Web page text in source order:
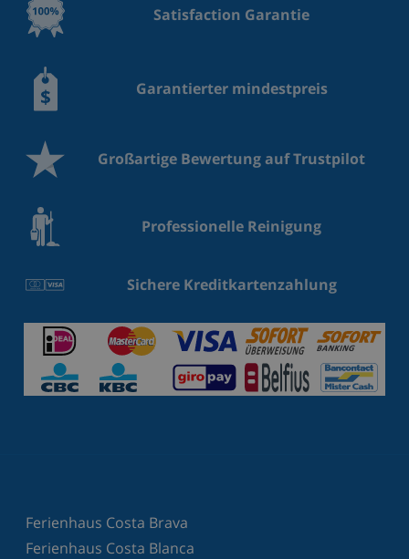
Satisfaction Garantie
Garantierter mindestpreis
Großartige Bewertung auf Trustpilot
Professionelle Reinigung
Sichere Kreditkartenzahlung
Ferienhaus Costa Brava
Ferienhaus Costa Blanca